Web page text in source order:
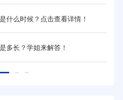
什么时候？点击查看详情！
多长？学姐来解答！